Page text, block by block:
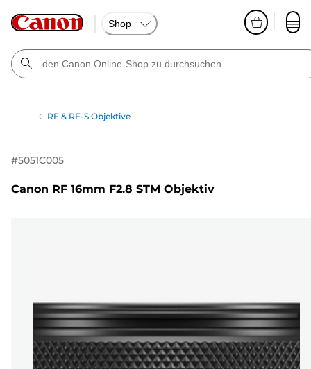
Shop
RF & RF-S Objektive
#5051C005
Canon RF 16mm F2.8 STM Objektiv